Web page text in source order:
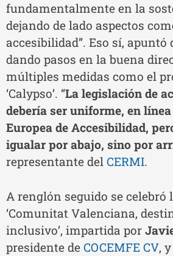
fundamentalmente en la
dejando de lado aspectos
accesibilidad”. Eso sí, apuntó
dando pasos en la buena
múltiples medidas como el
‘Calypso’. “La legislación de
debería ser uniforme, en
Europea de Accesibilidad,
igualar por abajo, sino por
representante del CERMI.
A renglón seguido se celebró
‘Comunitat Valenciana,
inclusivo’, impartida por
presidente de COCEMFE CV, y